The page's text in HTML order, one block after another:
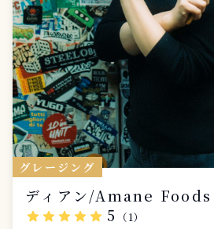
グレージング
ディアン/Amane Foods
star star star star star 5
（1）